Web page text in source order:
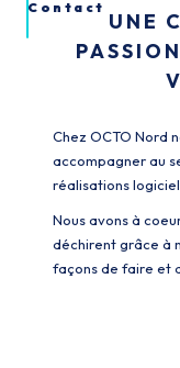
Contact
UNE
Chez OCTO Nord
accompagner au
réalisations
Nous avons à
déchirent grâce à
façons de faire et